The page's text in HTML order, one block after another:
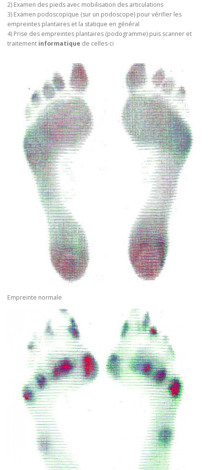
2) Examen des pieds avec mobilisation des articulations
3) Examen podoscopique (sur un podoscope) pour vérifier les
empreintes plantaires et la statique en général
4) Prise des empreintes plantaires (podogramme) puis scanner et
traitement informatique de celles-ci
Empreinte normale